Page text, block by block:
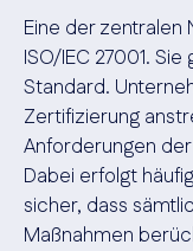
Eine der zentralen
ISO/IEC 27001.
Standard.
Zertifizierung
Anforderungen
Dabei erfolgt
sicher, dass
Maßnahmen